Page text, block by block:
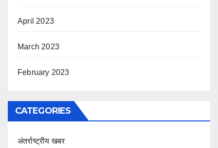
April 2023
March 2023
February 2023
CATEGORIES
अंतर्राष्ट्रीय खबर